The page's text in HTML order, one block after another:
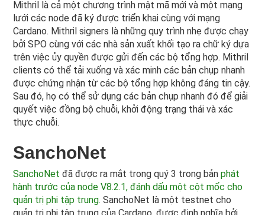
Mithril là cả một chương trình mật mã mới và một mạng
lưới các node đã ký được triển khai cùng với mạng
Cardano. Mithril signers là những quy trình nhẹ được chạy
bởi SPO cùng với các nhà sản xuất khối tạo ra chữ ký dựa
trên việc ủy quyền được gửi đến các bộ tổng hợp. Mithril
clients có thể tải xuống và xác minh các bản chụp nhanh
được chứng nhận từ các bộ tổng hợp không đáng tin cậy.
Sau đó, họ có thể sử dụng các bản chụp nhanh đó để giải
quyết việc đồng bộ chuỗi, khởi động trạng thái và xác
thực chuỗi.
SanchoNet
SanchoNetđã được ra mắt trong quý 3 trong bảnphát
hành trước của node V8.2.1, đánh dấu một cột mốc cho
quản trị phi tập trung. SanchoNet là một testnet cho